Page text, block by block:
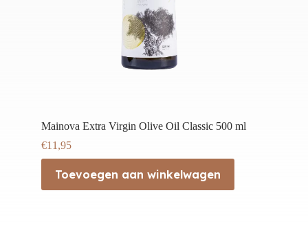
Mainova Extra Virgin Olive Oil Classic 500 ml
€11,95
Toevoegen aan winkelwagen